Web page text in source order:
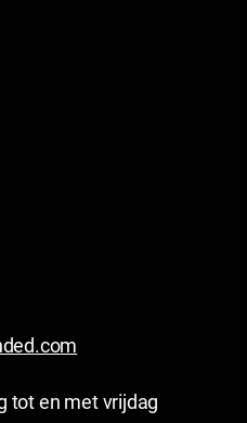
tot en met vrijdag